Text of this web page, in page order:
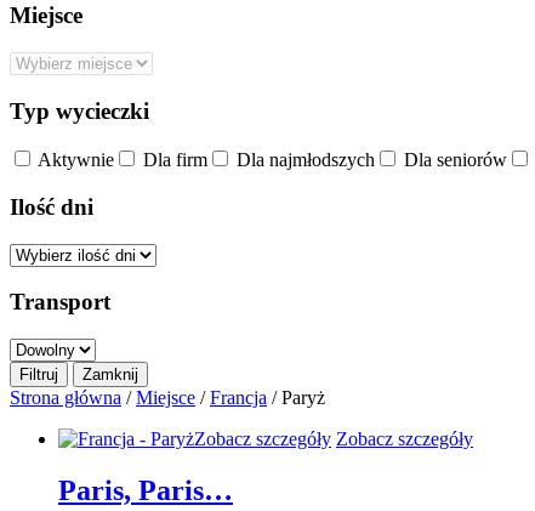
Miejsce
Typ wycieczki
Aktywnie Dla firm Dla najmłodszych Dla seniorów
Ilość dni
Transport
Strona główna /Miejsce /Francja / Paryż
Zobacz szczegóły Ten
Zobacz szczegóły
Paris, Paris…